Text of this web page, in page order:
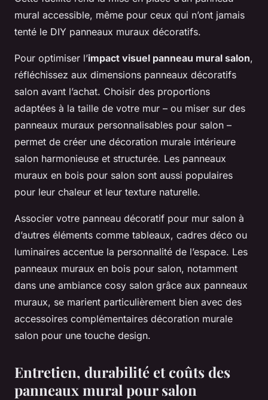
mural accessible, même pour ceux qui n’ont jamais
tenté le DIY panneaux muraux décoratifs.
Pour optimiser l’impact visuel panneau mural salon,
réfléchissez aux dimensions panneaux décoratifs
salon avant l’achat. Choisir des proportions
adaptées à la taille de votre mur – ou miser sur des
panneaux muraux personnalisables pour salon –
permet de créer une décoration murale intérieure
salon harmonieuse et structurée. Les panneaux
muraux en bois pour salon sont aussi populaires
pour leur chaleur et leur texture naturelle.
Associer votre panneau décoratif pour mur salon à
d’autres éléments comme tableaux, cadres déco ou
luminaires accentue la personnalité de l’espace. Les
panneaux muraux en bois pour salon, notamment
dans une ambiance cosy salon grâce aux panneaux
muraux, se marient particulièrement bien avec des
accessoires complémentaires décoration murale
salon pour une touche design.
Entretien, durabilité et coûts des
panneaux mural pour salon